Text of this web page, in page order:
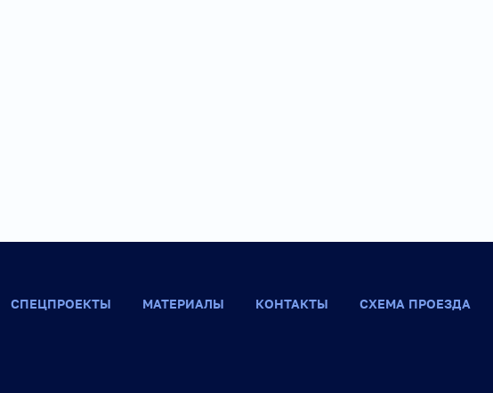
СПЕЦПРОЕКТЫ МАТЕРИАЛЫ КОНТАКТЫ СХЕМА ПРОЕЗДА